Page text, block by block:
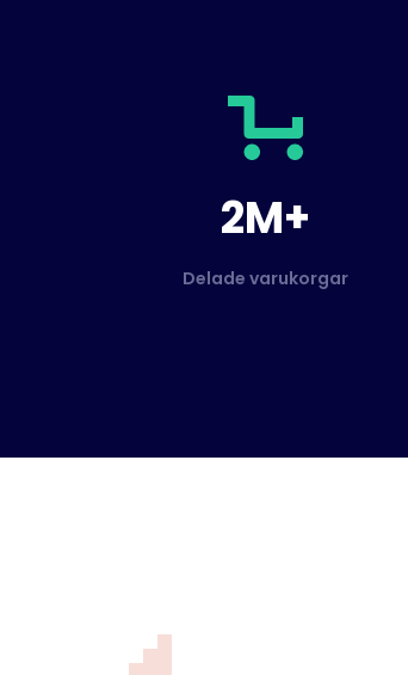
2M+
Delade varukorgar